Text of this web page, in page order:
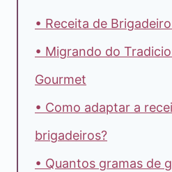
• Receita de
• Migrando do
Gourmet
• Como adaptar a
brigadeiros?
• Quantos gramas de